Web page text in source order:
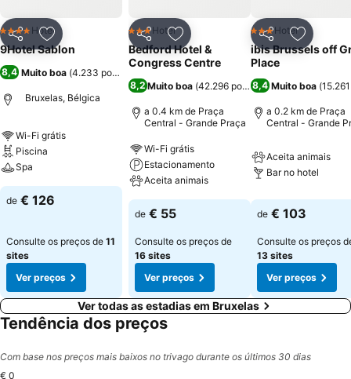
PartilharAdicionar aos favoritos
4 EstrelasHotel
9Hotel Sablon
8,4 Muito boa (4.233 pontuações)
Bruxelas, Bélgica
Wi-Fi grátis
Piscina
Spa
de € 126
Consulte os preços de 11
sites
Ver preços
PartilharAdicionar aos favoritos
3 Estrelas
Hotel
Bedford Hotel &
Congress Centre
8,2 Muito boa (42.296 pontuações)
a 0.4 km de Praça
Central - Grande Praça
Wi-Fi grátis
Estacionamento
Aceita animais
de € 55
Consulte os preços de
16 sites
Ver preços
Partilhar
3 Estrelas
Hotel
ibis Brussels off
Place
8,4 Muito boa (
a 0.2 km de Praça
Central - Grande
Aceita animais
Bar no hotel
de € 103
Consulte os preços
13 sites
Ver preços
Ver todas as estadias em Bruxelas
Tendência dos preços
Com base nos preços mais baixos no trivago durante os últimos 30 dias
€ 0